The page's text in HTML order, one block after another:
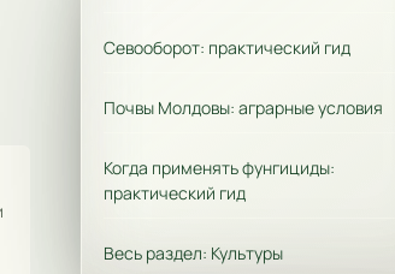
Севооборот: практический гид
Почвы Молдовы: аграрные условия
Когда применять фунгициды:
практический гид
Весь раздел: Культуры